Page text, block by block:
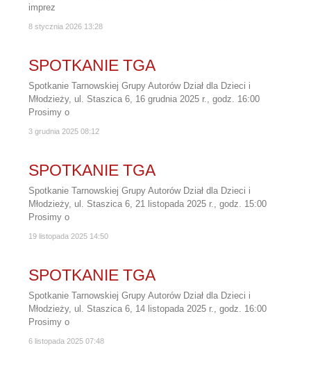
imprez
8 stycznia 2026 13:28
SPOTKANIE TGA
Spotkanie Tarnowskiej Grupy Autorów Dział dla Dzieci i
Młodzieży, ul. Staszica 6, 16 grudnia 2025 r., godz. 16:00
Prosimy o
3 grudnia 2025 08:12
SPOTKANIE TGA
Spotkanie Tarnowskiej Grupy Autorów Dział dla Dzieci i
Młodzieży, ul. Staszica 6, 21 listopada 2025 r., godz. 15:00
Prosimy o
19 listopada 2025 14:50
SPOTKANIE TGA
Spotkanie Tarnowskiej Grupy Autorów Dział dla Dzieci i
Młodzieży, ul. Staszica 6, 14 listopada 2025 r., godz. 16:00
Prosimy o
6 listopada 2025 07:48